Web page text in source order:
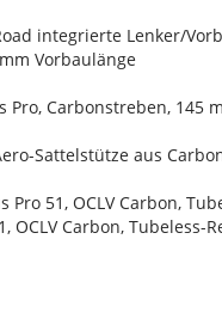
integrierte Lenker/
Vorbaulänge
Pro, Carbonstreben, 145
Sattelstütze aus
Pro 51, OCLV Carbon,
OCLV Carbon,